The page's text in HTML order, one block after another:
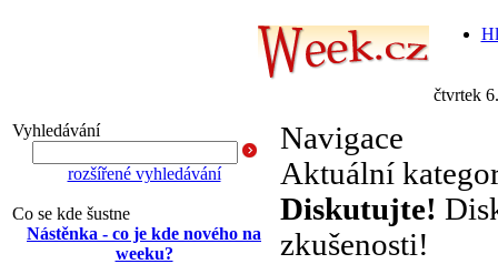
čtvrtek
Vyhledávání
rozšířené vyhledávání
Co se kde šustne
Nástěnka - co je kde nového na
weeku?
Navigace
Aktuální
Diskutujte!
zkušenosti!